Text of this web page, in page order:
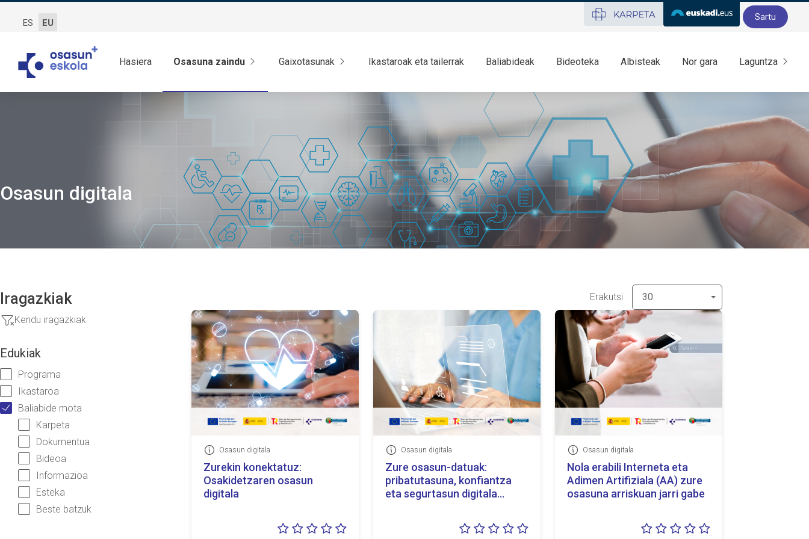
ES EU
Sartu
Hasiera Osasuna zaindu Gaixotasunak Ikastaroak eta tailerrak Baliabideak Bideoteka Albisteak Nor gara Laguntza
Osasun digitala
Iragazkiak
Kendu iragazkiak
Edukiak
Programa
Ikastaroa
Baliabide mota
Karpeta
Dokumentua
Bideoa
Informazioa
Esteka
Beste batzuk
Erakutsi 30
Informazioa
Osasun digitala
Zurekin konektatuz:
Osakidetzaren osasun
digitala
Balorazioa:
Informazioa
Osasun digitala
Zure osasun-datuak:
pribatutasuna, konfiantza
eta segurtasun digitala
Balorazioa:
Informazioa
Osasun digitala
Nola erabili Interneta eta
Adimen Artifiziala (AA) zure
osasuna arriskuan jarri gabe
Balorazioa: